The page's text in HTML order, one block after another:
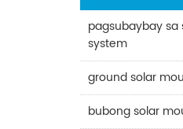
pagsubaybay
system
ground solar
bubong solar